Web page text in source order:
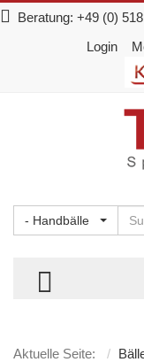
Beratung: +49 (0)
Login
- Handbälle
Aktuelle Seite: